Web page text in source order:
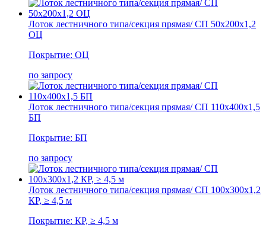
Лоток лестничного типа/секция прямая/ СП 50х200х1,2
ОЦ
Покрытие: ОЦ
по запросу
Лоток лестничного типа/секция прямая/ СП 110х400х1,5
БП
Покрытие: БП
по запросу
Лоток лестничного типа/секция прямая/ СП 100х300х1,2
КР, ≥ 4,5 м
Покрытие: КР, ≥ 4,5 м